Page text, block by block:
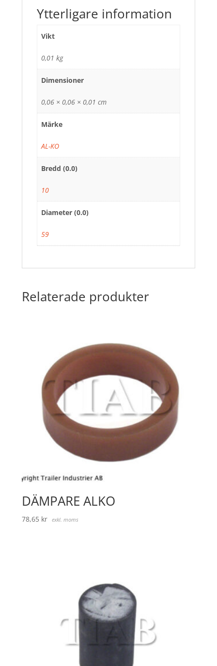
Ytterligare information
Vikt
0,01 kg
Dimensioner
0,06 × 0,06 × 0,01 cm
Märke
AL-KO
Bredd (0.0)
10
Diameter (0.0)
59
Relaterade produkter
DÄMPARE ALKO
78,65 kr exkl. moms